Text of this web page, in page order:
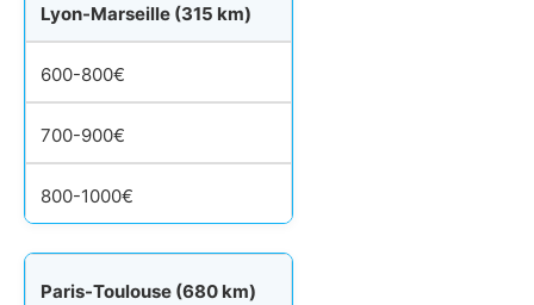
Lyon-Marseille (315 km)
600-800€
700-900€
800-1000€
Paris-Toulouse (680 km)